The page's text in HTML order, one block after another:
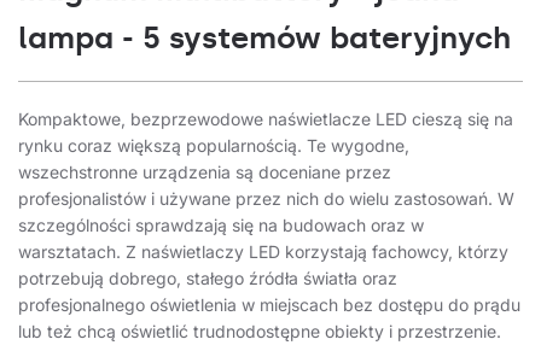
lampa - 5 systemów bateryjnych
Kompaktowe, bezprzewodowe naświetlacze LED cieszą się na
rynku coraz większą popularnością. Te wygodne,
wszechstronne urządzenia są doceniane przez
profesjonalistów i używane przez nich do wielu zastosowań. W
szczególności sprawdzają się na budowach oraz w
warsztatach. Z naświetlaczy LED korzystają fachowcy, którzy
potrzebują dobrego, stałego źródła światła oraz
profesjonalnego oświetlenia w miejscach bez dostępu do prądu
lub też chcą oświetlić trudnodostępne obiekty i przestrzenie.